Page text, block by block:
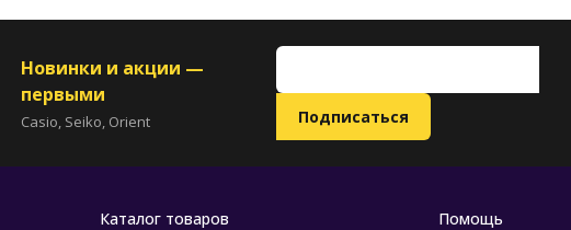
Новинки и акции —
первыми
Casio, Seiko, Orient
Каталог товаров Помощь